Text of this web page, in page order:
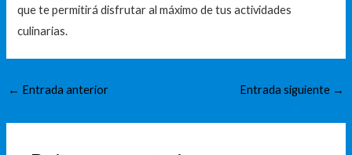
que te permitirá disfrutar al máximo de tus actividades
culinarias.
← Entrada anterior Entrada siguiente →